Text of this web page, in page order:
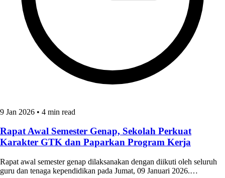
9 Jan 2026 • 4 min read
Rapat Awal Semester Genap, Sekolah Perkuat
Karakter GTK dan Paparkan Program Kerja
Rapat awal semester genap dilaksanakan dengan diikuti oleh seluruh
guru dan tenaga kependidikan pada Jumat, 09 Januari 2026.…